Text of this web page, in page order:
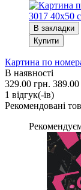
В закладки
Купити
Картина по
В наявності
329.00 грн. 389.00
1 вiдгук(-iв)
Рекомендовані